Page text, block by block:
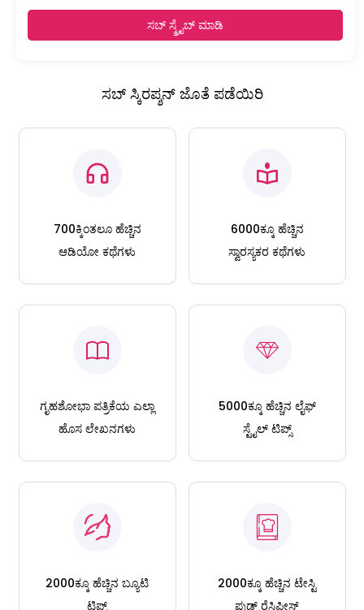
ಸಬ್ ಸ್ಕ್ರೈಬ್ ಮಾಡಿ
ಸಬ್ ಸ್ಕಿರಪ್ಶನ್ ಜೊತೆ ಪಡೆಯಿರಿ
700ಕ್ಕಿಂತಲೂ ಹೆಚ್ಚಿನ
ಆಡಿಯೋ ಕಥೆಗಳು
6000ಕ್ಕೂ ಹೆಚ್ಚಿನ
ಸ್ವಾರಸ್ಯಕರ ಕಥೆಗಳು
ಗೃಹಶೋಭಾ ಪತ್ರಿಕೆಯ ಎಲ್ಲಾ
ಹೊಸ ಲೇಖನಗಳು
5000ಕ್ಕೂ ಹೆಚ್ಚಿನ ಲೈಫ್
ಸ್ಟೈಲ್ ಟಿಪ್ಸ್
2000ಕ್ಕೂ ಹೆಚ್ಚಿನ ಬ್ಯೂಟಿ
ಟಿಪ್ಸ್
2000ಕ್ಕೂ ಹೆಚ್ಚಿನ ಟೇಸ್ಟಿ
ಫುಡ್ ರೆಸಿಪೀಸ್